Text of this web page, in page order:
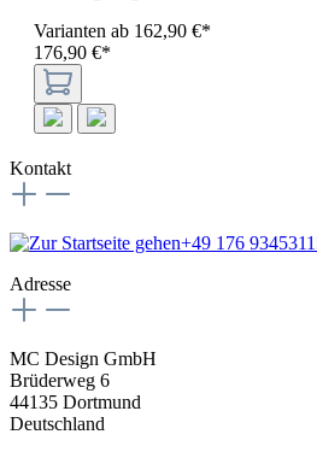
Varianten ab 162,90 €*
176,90 €*
Kontakt
+49 176
Adresse
MC Design GmbH
Brüderweg 6
44135 Dortmund
Deutschland